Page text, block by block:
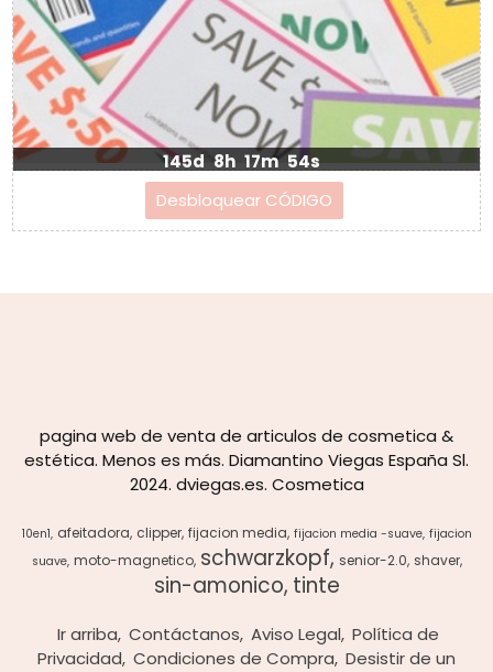
145d 8h 17m 54s
pagina web de venta de articulos de cosmetica &
estética. Menos es más. Diamantino Viegas España Sl.
2024. dviegas.es. Cosmetica
10en1 afeitadora clipper fijacion media fijacion media -suave fijacion
suave moto-magnetico schwarzkopf senior-2.0 shaver
sin-amonico tinte
Ir arriba Contáctanos Aviso Legal Política de
Privacidad Condiciones de Compra Desistir de un